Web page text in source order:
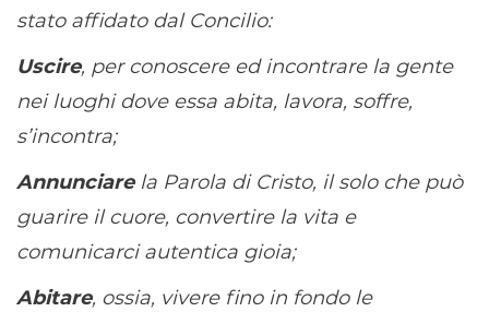
stato affidato dal Concilio:
Uscire, per conoscere ed incontrare la gente
nei luoghi dove essa abita, lavora, soffre,
s’incontra;
Annunciarela Parola di Cristo, il solo che può
guarire il cuore, convertire la vita e
comunicarci autentica gioia;
Abitare, ossia, vivere fino in fondo le